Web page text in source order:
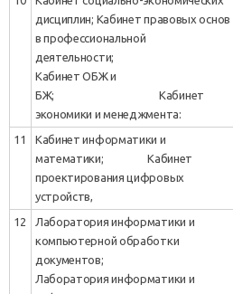
дисциплин; Кабинет правовых основ
в профессиональной
деятельности;
Кабинет ОБЖ и
БЖ; Кабинет
экономики и менеджмента:
11
Кабинет информатики и
математики; Кабинет
проектирования цифровых
устройств,
12
Лаборатория информатики и
компьютерной обработки
документов;
Лаборатория информатики и